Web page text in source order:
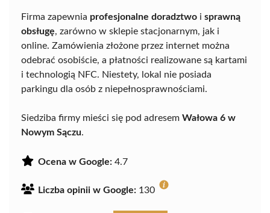
Firma zapewnia profesjonalne doradztwo i sprawną
obsługę, zarówno w sklepie stacjonarnym, jak i
online. Zamówienia złożone przez internet można
odebrać osobiście, a płatności realizowane są kartami
i technologią NFC. Niestety, lokal nie posiada
parkingu dla osób z niepełnosprawnościami.
Siedziba firmy mieści się pod adresem Wałowa 6 w
Nowym Sączu.
Ocena w Google: 4.7
Liczba opinii w Google: 130